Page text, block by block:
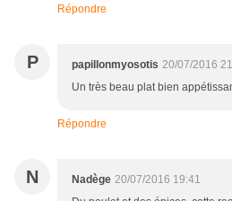
Répondre
P papillonmyosotis 20/07/2016
Un très beau plat bien
Répondre
N Nadège 20/07/2016 19:41